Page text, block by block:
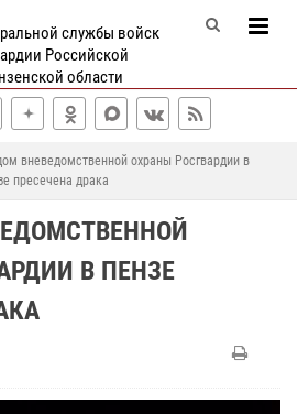
службы войск
Российской
области
вневедомственной охраны Росгвардии в
пресечена драка
В ПЕНЗЕ